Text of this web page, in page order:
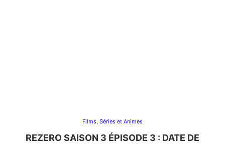
Films, Séries et Animes
REZERO SAISON 3 ÉPISODE 3 : DATE DE